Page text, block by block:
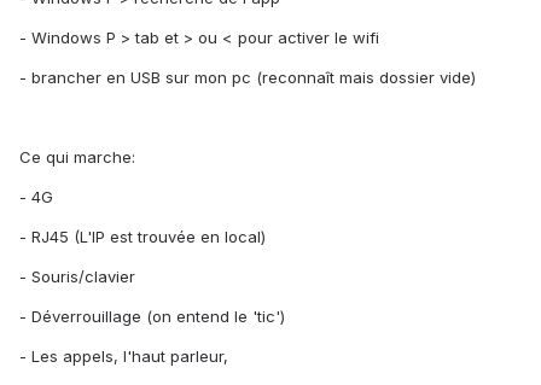
- Windows P > tab et > ou < pour activer le wifi
- brancher en USB sur mon pc (reconnaît mais dossier vide)
Ce qui marche:
- 4G
- RJ45 (L'IP est trouvée en local)
- Souris/clavier
- Déverrouillage (on entend le 'tic')
- Les appels, l'haut parleur,